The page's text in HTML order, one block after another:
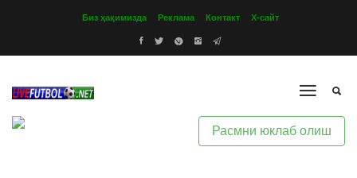
Биз ҳақимизда Реклама Контакт Х-сайт
Расмни юклаб олиш